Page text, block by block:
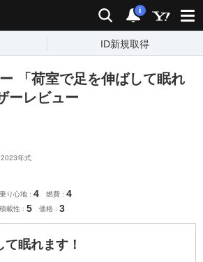
検索 通知
i
ID新規取得
「荷室で足を伸ばして眠れ
ーレビュー
年式
乗り心地 4 燃費 4
積載性 5 価格 3
眠れます！